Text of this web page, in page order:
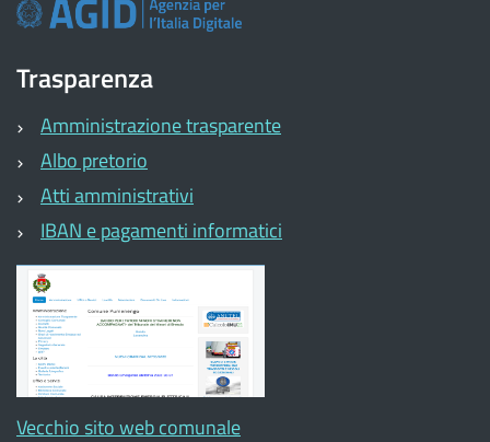
Trasparenza
Amministrazione trasparente
Albo pretorio
Atti amministrativi
IBAN e pagamenti informatici
Vecchio sito web comunale